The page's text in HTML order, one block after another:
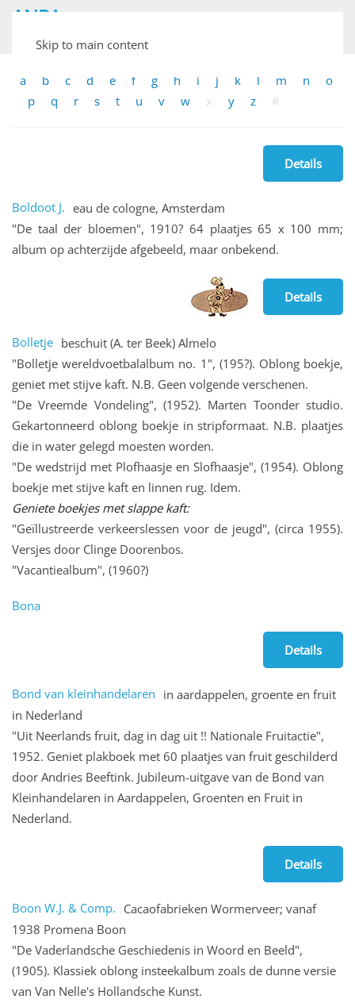
Skip to main content
ANPA
Archief van Nederlandse Plaatjesalbums
a b c d e f g h i j k l m n
o
p
q r s t u v w x y z #
Details
Boldoot J. eau de cologne, Amsterdam
"De taal der bloemen", 1910? 64 plaatjes 65 x 100 mm;
album op achterzijde afgebeeld, maar onbekend.
Details
Bolletje beschuit (A. ter Beek) Almelo
"Bolletje wereldvoetbalalbum no. 1", (195?). Oblong boekje,
geniet met stijve kaft. N.B. Geen volgende verschenen.
"De Vreemde Vondeling", (1952). Marten Toonder studio.
Gekartonneerd oblong boekje in stripformaat. N.B. plaatjes
die in water gelegd moesten worden.
"De wedstrijd met Plofhaasje en Slofhaasje", (1954). Oblong
boekje met stijve kaft en linnen rug. Idem.
Geniete boekjes met slappe kaft:
"Geïllustreerde verkeerslessen voor de jeugd", (circa 1955).
Versjes door Clinge Doorenbos.
"Vacantiealbum", (1960?)
Bona
Details
Bond van kleinhandelaren in aardappelen, groente en fruit
in Nederland
"Uit Neerlands fruit, dag in dag uit !! Nationale Fruitactie",
1952. Geniet plakboek met 60 plaatjes van fruit geschilderd
door Andries Beeftink. Jubileum-uitgave van de Bond van
Kleinhandelaren in Aardappelen, Groenten en Fruit in
Nederland.
Details
Boon W.J. & Comp. Cacaofabrieken Wormerveer; vanaf
1938 Promena Boon
"De Vaderlandsche Geschiedenis in Woord en Beeld",
(1905). Klassiek oblong insteekalbum zoals de dunne versie
van Van Nelle's Hollandsche Kunst.